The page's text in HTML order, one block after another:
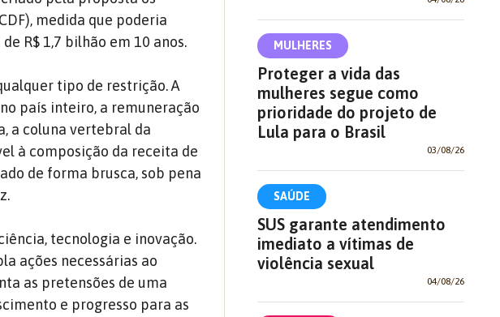
medida que poderia
R$ 1,7 bilhão em 10 anos.
tipo de restrição. A
país inteiro, a remuneração
a coluna vertebral da
à composição da receita de
de forma brusca, sob pena
tecnologia e inovação.
ações necessárias ao
as pretensões de uma
e progresso para as
MULHERES
Proteger a vida das
mulheres segue como
prioridade do projeto de
Lula para o Brasil
03/08/26
SAÚDE
SUS garante atendimento
imediato a vítimas de
violência sexual
04/08/26